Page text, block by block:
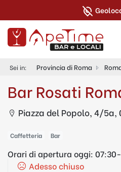
Sei in: Provincia di Roma
Bar Rosati
Piazza del Popolo, 4/5a,
Caffetteria Bar
Orari di apertura oggi:
Adesso chiuso